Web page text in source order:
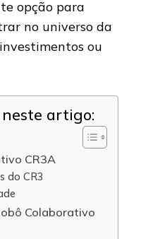
opção para
no universo da
ou
artigo:
CR3A
do CR3
Colaborativo